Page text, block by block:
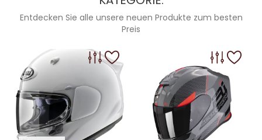
Entdecken Sie alle unsere neuen Produkte zum besten
Preis